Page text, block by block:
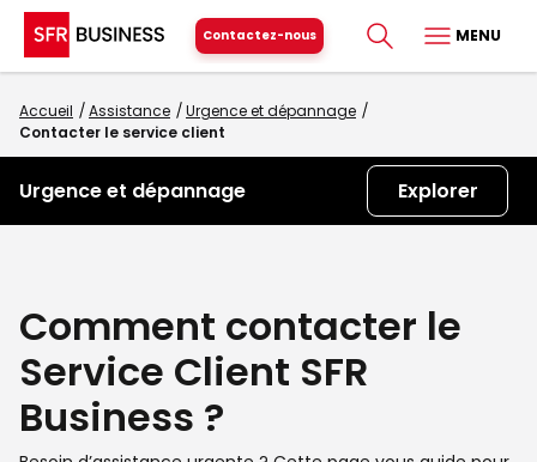
Contactez-nous MENU
Accueil Assistance
Urgence et dépannage
Contacter le service client
Urgence et dépannage Explorer
Comment contacter le
Service Client SFR
Business ?